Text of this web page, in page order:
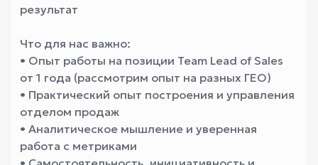
результат
Что для нас важно:
• Опыт работы на позиции Team Lead of Sales
от 1 года (рассмотрим опыт на разных ГЕО)
• Практический опыт построения и управления
отделом продаж
• Аналитическое мышление и уверенная
работа с метриками